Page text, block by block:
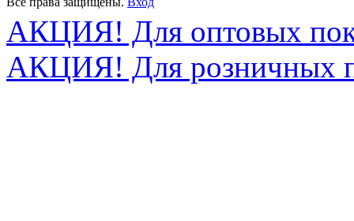
АКЦИЯ! Для оптовых
АКЦИЯ! Для розничных